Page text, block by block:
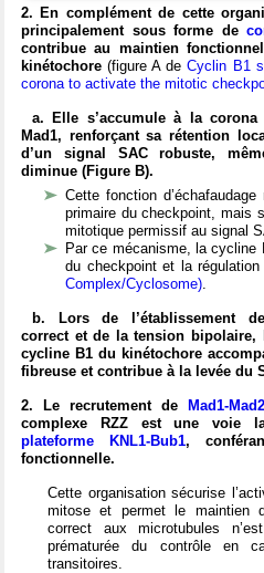
2. En complément de cette
principalement sous forme de
contribue au maintien
kinétochore(figure A deCyclin B1
corona to activate the mitotic
a. Elle s’accumule à la
Mad1, renforçant sa rétention
d’un signal SAC robuste,
diminue (Figure B).
Cette fonction
primaire du checkpoint, mais
mitotique permissif au signal
Par ce mécanisme, la cycline
du checkpoint et la régulation
Complex/Cyclosome)
b. Lors de l’établissement
correct et de la tension
cycline B1 du kinétochore
fibreuse et contribue à la levée du
2. Le recrutement deMad1-Mad2
complexe RZZ est une voie
plateforme KNL1-Bub1,
fonctionnelle.
Cette organisation sécurise
mitose et permet le maintien
correct aux microtubules
prématurée du contrôle en
transitoires.